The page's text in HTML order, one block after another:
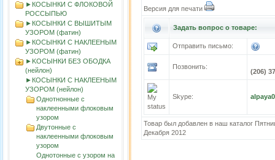
►КОСЫНКИ С ФЛОКОВОЙ
РОССЫПЬЮ
►КОСЫНКИ С ВЫШИТЫМ
УЗОРОМ (фатин)
►КОСЫНКИ С НАКЛЕЕНЫМ
УЗОРОМ (фатин)
►KOСЫНКИ БЕЗ ОБОДКА
(нейлон)
►КОСЫНКИ С НАКЛЕЕНЫМ
УЗОРОМ (нейлон)
Однотнонные с
наклеенными флоковым
узором
Двутонные с
наклеенными флоковым
узором
Однотонные с узором на
Версия для печати
Задать вопрос о товаре:
Отправить письмо:
Позвонить:
(206)
Skype:
Товар был добавлен в наш каталог
Декабря 2012